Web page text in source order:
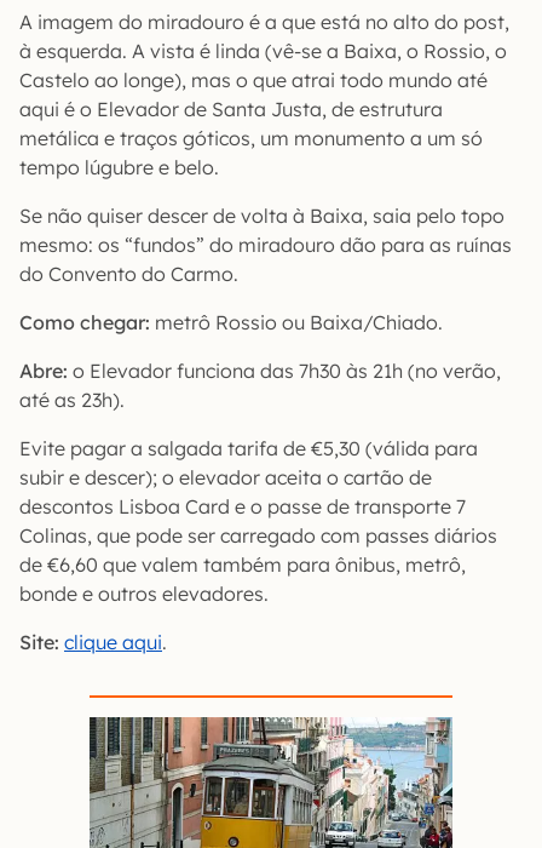
A imagem do miradouro é a que está no alto do post,
à esquerda. A vista é linda (vê-se a Baixa, o Rossio, o
Castelo ao longe), mas o que atrai todo mundo até
aqui é o Elevador de Santa Justa, de estrutura
metálica e traços góticos, um monumento a um só
tempo lúgubre e belo.
Se não quiser descer de volta à Baixa, saia pelo topo
mesmo: os “fundos” do miradouro dão para as ruínas
do Convento do Carmo.
Como chegar: metrô Rossio ou Baixa/Chiado.
Abre: o Elevador funciona das 7h30 às 21h (no verão,
até as 23h).
Evite pagar a salgada tarifa de €5,30 (válida para
subir e descer); o elevador aceita o cartão de
descontos Lisboa Card e o passe de transporte 7
Colinas, que pode ser carregado com passes diários
de €6,60 que valem também para ônibus, metrô,
bonde e outros elevadores.
Site: clique aqui.